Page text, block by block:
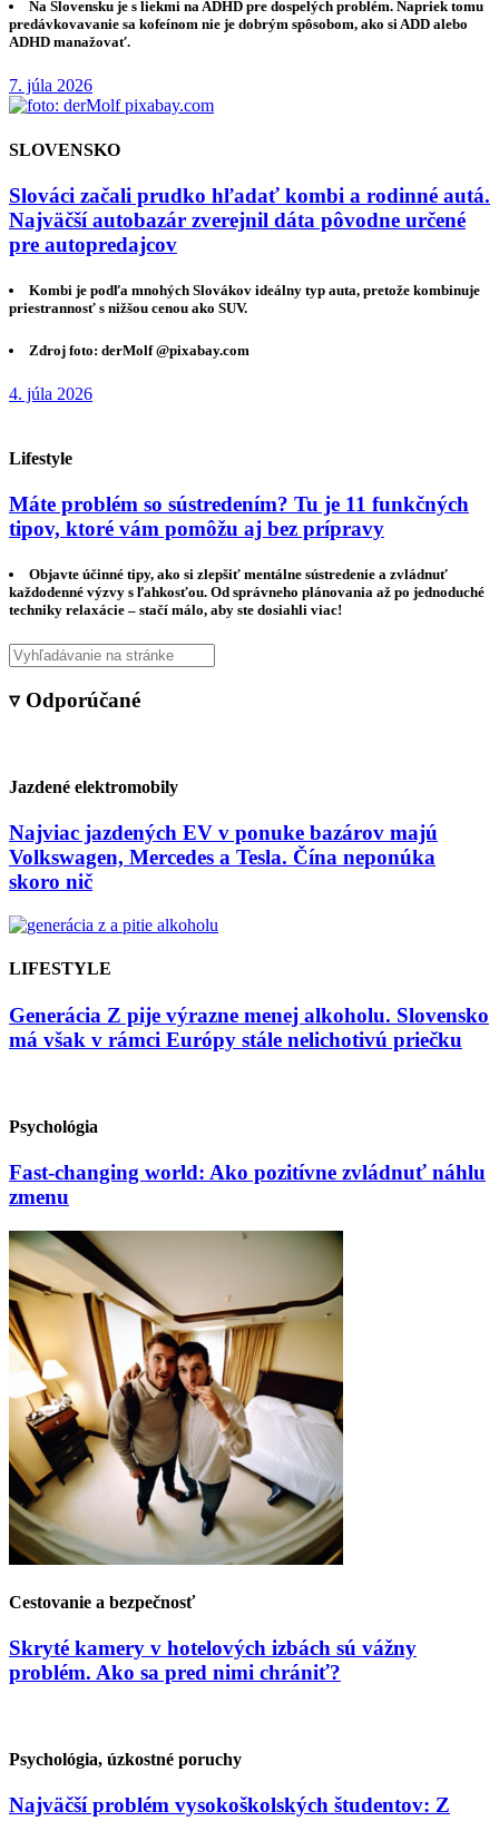
Na Slovensku je s liekmi na ADHD pre dospelých problém. Napriek tomu
predávkovavanie sa kofeínom nie je dobrým spôsobom, ako si ADD alebo
ADHD manažovať.
7. júla 2026
SLOVENSKO
Slováci začali prudko hľadať kombi a rodinné autá.
Najväčší autobazár zverejnil dáta pôvodne určené
pre autopredajcov
Kombi je podľa mnohých Slovákov ideálny typ auta, pretože kombinuje
priestrannosť s nižšou cenou ako SUV.
Zdroj foto: derMolf @pixabay.com
4. júla 2026
Lifestyle
Máte problém so sústredením? Tu je 11 funkčných
tipov, ktoré vám pomôžu aj bez prípravy
Objavte účinné tipy, ako si zlepšiť mentálne sústredenie a zvládnuť
každodenné výzvy s ľahkosťou. Od správneho plánovania až po jednoduché
techniky relaxácie – stačí málo, aby ste dosiahli viac!
▿ Odporúčané
Jazdené elektromobily
Najviac jazdených EV v ponuke bazárov majú
Volkswagen, Mercedes a Tesla. Čína neponúka
skoro nič
LIFESTYLE
Generácia Z pije výrazne menej alkoholu. Slovensko
má však v rámci Európy stále nelichotivú priečku
Psychológia
Fast-changing world: Ako pozitívne zvládnuť náhlu
zmenu
Cestovanie a bezpečnosť
Skryté kamery v hotelových izbách sú vážny
problém. Ako sa pred nimi chrániť?
Psychológia, úzkostné poruchy
Najväčší problém vysokoškolských študentov: Z